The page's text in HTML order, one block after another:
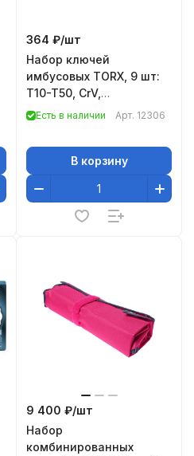
364 ₽/шт
Набор ключей
имбусовых TORX, 9 шт:
T10-T50, CrV,
удлиненные, сатин.//
Есть в наличии Арт. 12306
В корзину
9 400 ₽/шт
Набор
комбинированных